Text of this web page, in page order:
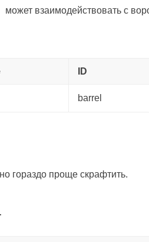
может взаимодействовать с
ID
barrel
гораздо проще скрафтить.